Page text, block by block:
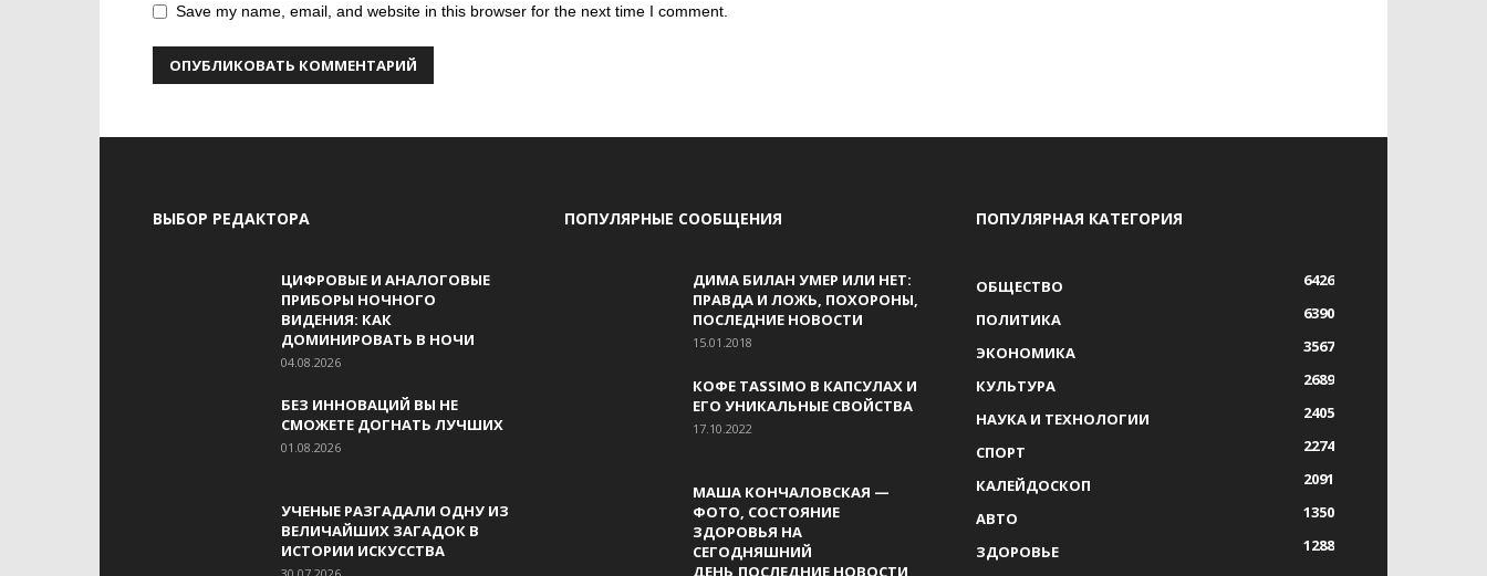
Save my name, email, and website in this browser for the next time I comment.
ВЫБОР РЕДАКТОРА
ЦИФРОВЫЕ И АНАЛОГОВЫЕ
ПРИБОРЫ НОЧНОГО
ВИДЕНИЯ: КАК
ДОМИНИРОВАТЬ В НОЧИ
04.08.2026
БЕЗ ИННОВАЦИЙ ВЫ НЕ
СМОЖЕТЕ ДОГНАТЬ ЛУЧШИХ
01.08.2026
УЧЕНЫЕ РАЗГАДАЛИ ОДНУ ИЗ
ВЕЛИЧАЙШИХ ЗАГАДОК В
ИСТОРИИ ИСКУССТВА
ПОПУЛЯРНЫЕ СООБЩЕНИЯ
ДИМА БИЛАН УМЕР ИЛИ НЕТ:
ПРАВДА И ЛОЖЬ, ПОХОРОНЫ,
ПОСЛЕДНИЕ НОВОСТИ
15.01.2018
КОФЕ TASSIMO В КАПСУЛАХ И
ЕГО УНИКАЛЬНЫЕ СВОЙСТВА
17.10.2022
МАША КОНЧАЛОВСКАЯ —
ФОТО, СОСТОЯНИЕ
ЗДОРОВЬЯ НА
СЕГОДНЯШНИЙ
ДЕНЬ,ПОСЛЕДНИЕ НОВОСТИ
ПОПУЛЯРНАЯ КАТЕГОРИЯ
ОБЩЕСТВО
6426
ПОЛИТИКА
6390
ЭКОНОМИКА
3567
КУЛЬТУРА
2689
НАУКА И ТЕХНОЛОГИИ
2405
СПОРТ
2274
КАЛЕЙДОСКОП
2091
АВТО
1350
ЗДОРОВЬЕ
1288